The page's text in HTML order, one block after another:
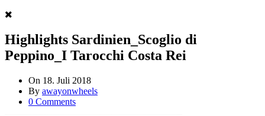
Highlights Sardinien_Scoglio di
Peppino_I Tarocchi Costa Rei
On 18. Juli 2018
By awayonwheels
0 Comments